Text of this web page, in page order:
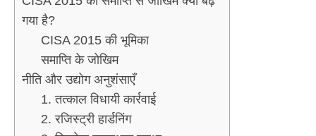
गया है?
CISA 2015 की भूमिका
समाप्ति के जोखिम
नीति और उद्योग अनुशंसाएँ
1. तत्काल विधायी कार्रवाई
2. रजिस्ट्री हार्डनिंग